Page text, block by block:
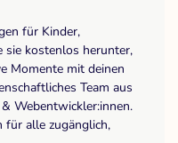
für Kinder,
sie kostenlos herunter,
Momente mit deinen
Team aus
Webentwickler:innen.
für alle zugänglich,